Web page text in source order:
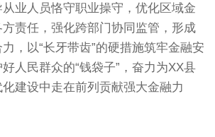
业人员恪守职业操守，优化区域金
责任，强化跨部门协同监管，形成
，以“长牙带齿”的硬措施筑牢金融安
人民群众的“钱袋子”，奋力为XX县
建设中走在前列贡献强大金融力